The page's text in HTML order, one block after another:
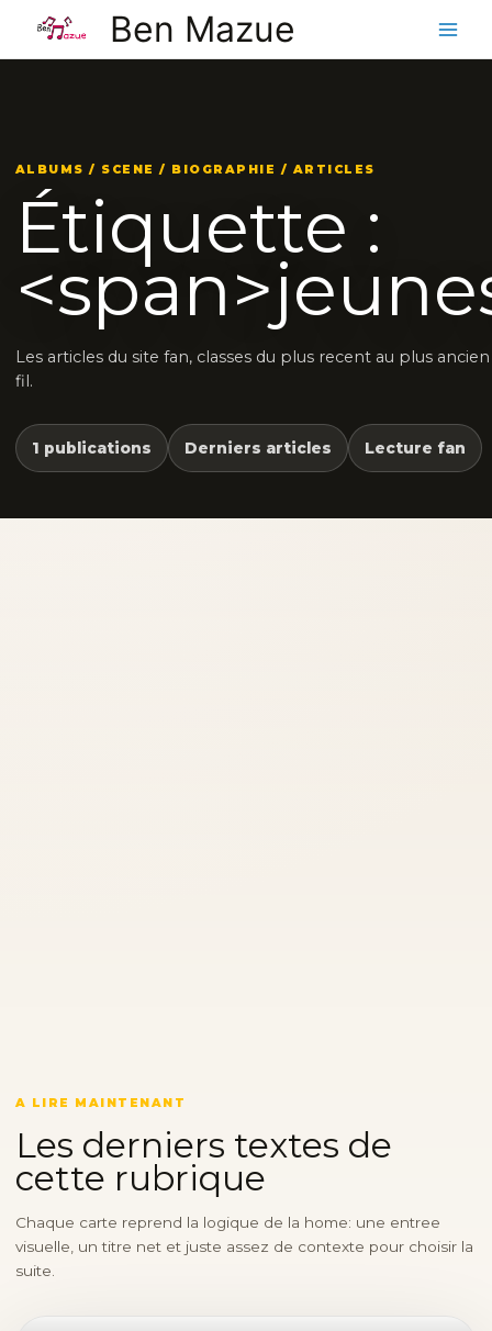
contenu
Ben Mazue
ALBUMS / SCENE / BIOGRAPHIE / ARTICLES
Étiquette :
Les articles du site fan, classes du plus recent au plus
fil.
1 publications Derniers articles Lecture fan
A LIRE MAINTENANT
Les derniers textes de
cette rubrique
Chaque carte reprend la logique de la home: une entree
visuelle, un titre net et juste assez de contexte pour choisir la
suite.